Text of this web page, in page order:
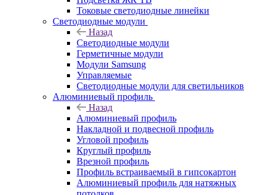
Токовые светодиодные линейки
Светодиодные модули
Назад
Светодиодные модули
Герметичные модули
Модули Samsung
Управляемые
Светодиодные модули для светильников
Алюминиевый профиль
Назад
Алюминиевый профиль
Накладной и подвесной профиль
Угловой профиль
Круглый профиль
Врезной профиль
Профиль встраиваемый в гипсокартон
Алюминиевый профиль для натяжных